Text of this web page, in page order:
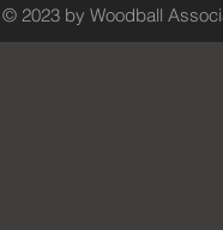
© 2023 by Woodball